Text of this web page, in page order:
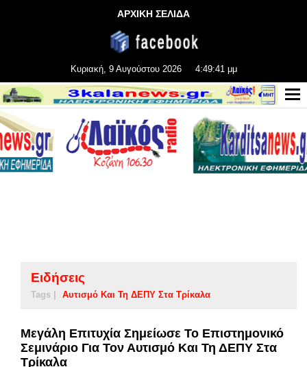
ΑΡΧΙΚΗ ΣΕΛΙΔΑ
Κυριακή, 9 Αυγούστου 2026 4:49:41 μμ
Ειδήσεις
Tags | Αυτισμό Και Τη ΔΕΠΥ Στα Τρίκαλα
Μεγάλη Επιτυχία Σημείωσε Το Επιστημονικό
Σεμινάριο Για Τον Αυτισμό Και Τη ΔΕΠΥ Στα
Τρίκαλα